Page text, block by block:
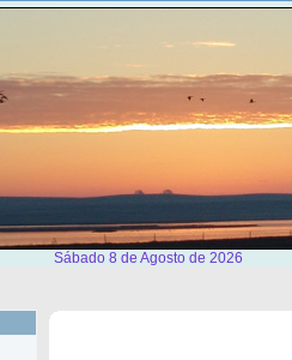
Sábado 8 de Agosto de 2026